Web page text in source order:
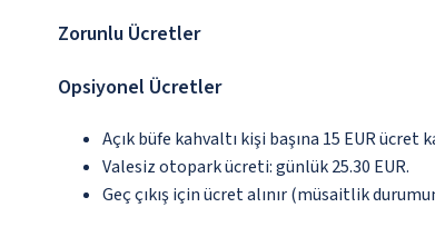
Zorunlu Ücretler
Opsiyonel Ücretler
Açık büfe kahvaltı kişi başına 15 EUR ücret
Valesiz otopark ücreti: günlük 25.30 EUR.
Geç çıkış için ücret alınır (müsaitlik